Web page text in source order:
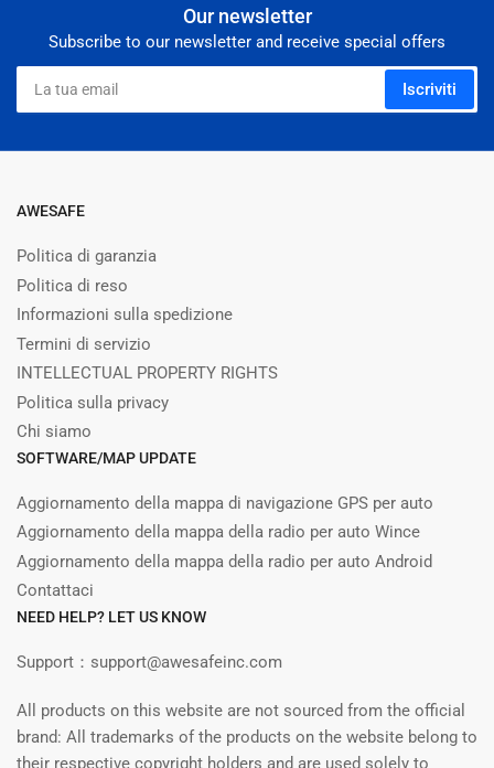
Our newsletter
Subscribe to our newsletter and receive special offers
tua
email
Iscriviti
AWESAFE
Politica di garanzia
Politica di reso
Informazioni sulla spedizione
Termini di servizio
INTELLECTUAL PROPERTY RIGHTS
Politica sulla privacy
Chi siamo
SOFTWARE/MAP UPDATE
Aggiornamento della mappa di navigazione GPS per auto
Aggiornamento della mappa della radio per auto Wince
Aggiornamento della mappa della radio per auto Android
Contattaci
NEED HELP? LET US KNOW
Support：support@awesafeinc.com
All products on this website are not sourced from the official
brand: All trademarks of the products on the website belong to
their respective copyright holders and are used solely to